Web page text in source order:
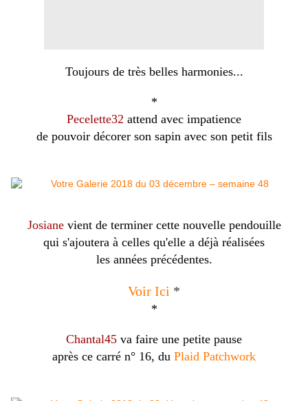
Toujours de très belles harmonies...
*
Pecelette32 attend avec impatience
de pouvoir décorer son sapin avec son petit fils
Josiane vient de terminer cette nouvelle pendouille
qui s'ajoutera à celles qu'elle a déjà réalisées
les années précédentes.
Voir Ici *
*
Chantal45 va faire une petite pause
après ce carré n° 16, du Plaid Patchwork